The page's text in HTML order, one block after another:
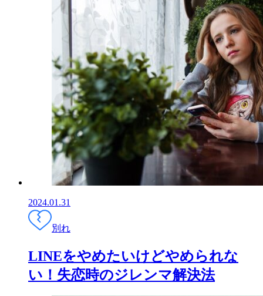
2024.01.31
別れ
LINEをやめたいけどやめられな
い！失恋時のジレンマ解決法